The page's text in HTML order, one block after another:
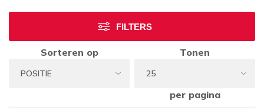
FILTERS
Sorteren op Tonen
per pagina